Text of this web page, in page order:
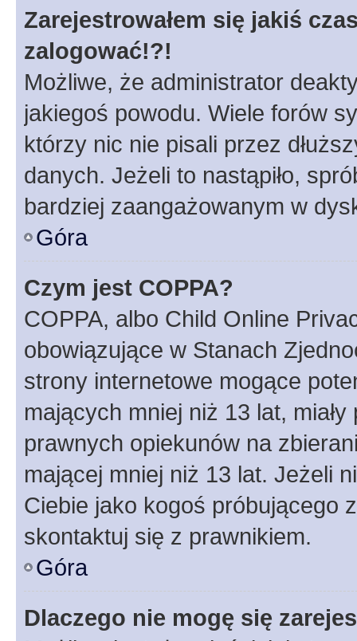
Zarejestrowałem się jakiś
zalogować!?!
Możliwe, że administrator
jakiegoś powodu. Wiele forów
którzy nic nie pisali przez
danych. Jeżeli to nastąpiło,
bardziej zaangażowanym w
Góra
Czym jest COPPA?
COPPA, albo Child Online
obowiązujące w Stanach
strony internetowe mogące
mających mniej niż 13 lat,
prawnych opiekunów na
mającej mniej niż 13 lat. Jeżeli
Ciebie jako kogoś próbującego
skontaktuj się z prawnikiem.
Góra
Dlaczego nie mogę się